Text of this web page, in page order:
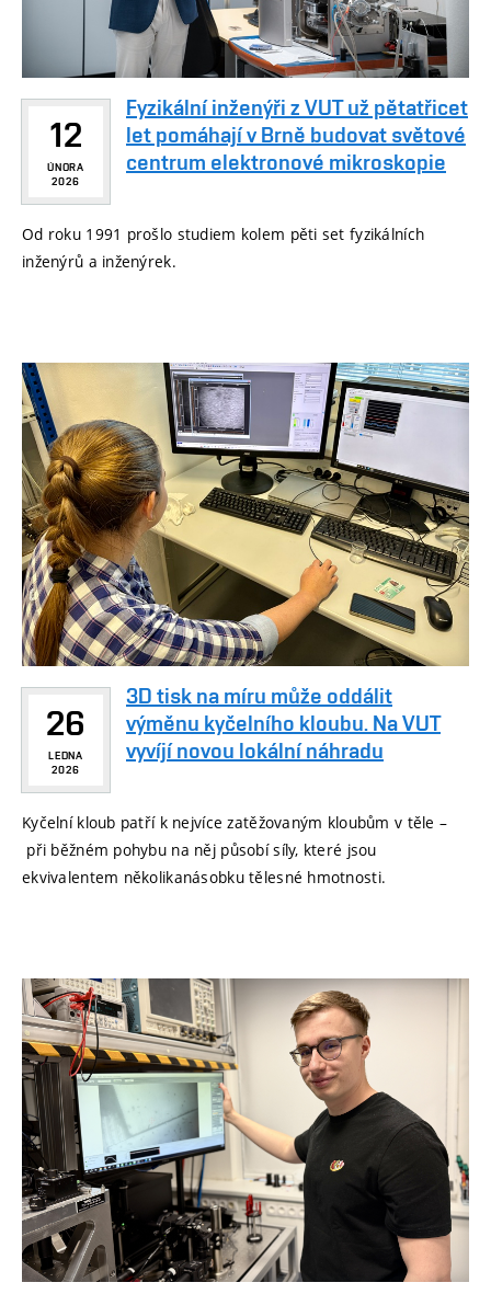
12
ÚNORA
2026
Fyzikální inženýři z VUT už pětatřicet
let pomáhají v Brně budovat světové
centrum elektronové mikroskopie
Od roku 1991 prošlo studiem kolem pěti set fyzikálních
inženýrů a inženýrek.
26
LEDNA
2026
3D tisk na míru může oddálit
výměnu kyčelního kloubu. Na VUT
vyvíjí novou lokální náhradu
Kyčelní kloub patří k nejvíce zatěžovaným kloubům v těle –
při běžném pohybu na něj působí síly, které jsou
ekvivalentem několikanásobku tělesné hmotnosti.